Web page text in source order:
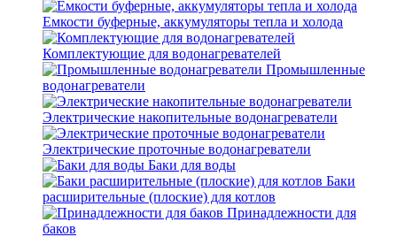
Емкости буферные, аккумуляторы тепла и холода
Комплектующие для водонагревателей
Промышленные
водонагреватели
Электрические накопительные водонагреватели
Электрические проточные водонагреватели
Баки для воды
Баки
расширительные (плоские) для котлов
Принадлежности для
баков